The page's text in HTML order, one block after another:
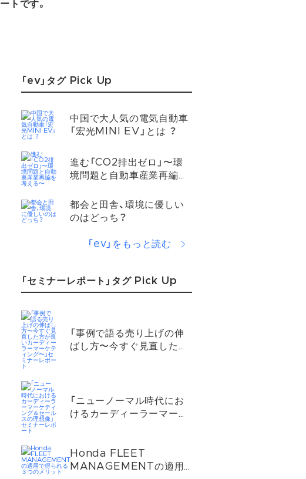
です。
「ev」タグ Pick Up
中国で大人気の電気自動車
「宏光MINI EV」とは ？
進む「CO2排出ゼロ」〜環
境問題と自動車産業再編を
都会と田舎、環境に優しい
のはどっち？
「ev」をもっと読む
「セミナーレポート」タグ Pick Up
「事例で語る売り上げの伸
ばし方〜今すぐ見直した方
「ニューノーマル時代にお
けるカーディーラーマーケ
Honda FLEET
MANAGEMENTの適用